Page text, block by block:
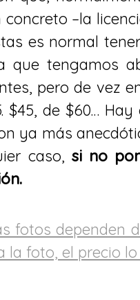
–la
es normal
que tengamos
pero de vez
$45, de $60…
ya más
caso, si no
fotos dependen
la foto, el precio